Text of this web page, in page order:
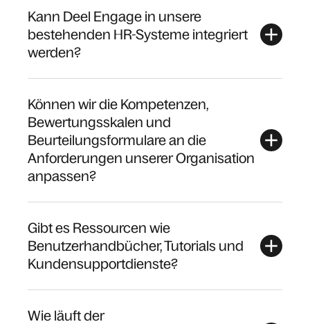
Kann Deel Engage in unsere
bestehenden HR-Systeme integriert
werden?
Können wir die Kompetenzen,
Bewertungsskalen und
Beurteilungsformulare an die
Anforderungen unserer Organisation
anpassen?
Gibt es Ressourcen wie
Benutzerhandbücher, Tutorials und
Kundensupportdienste?
Wie läuft der